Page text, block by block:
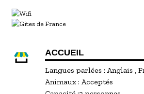
d'un séjour avec canapé, table, TV
cuisine équipée avec four, micro-
café filtre et à dosettes
congélateur, lave vaisselle,
séchante.
Au premier étage se trouve :
ACCUEIL
Langues parlées : Anglais
Animaux : Acceptés